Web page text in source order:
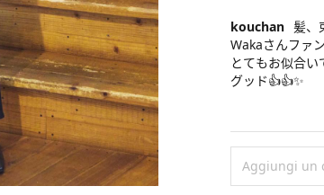
#ユニクロ
#
#ユニクロコー
#きれいめコー
#大人カジュアル
#ミディアムヘ
#秋コーデ
#
#冬コーデ
#
#骨格ナチュラ
kouchan 髪、
Wakaさんファ
とてもお似合い
グッド👍👍✨
Aggiungi un